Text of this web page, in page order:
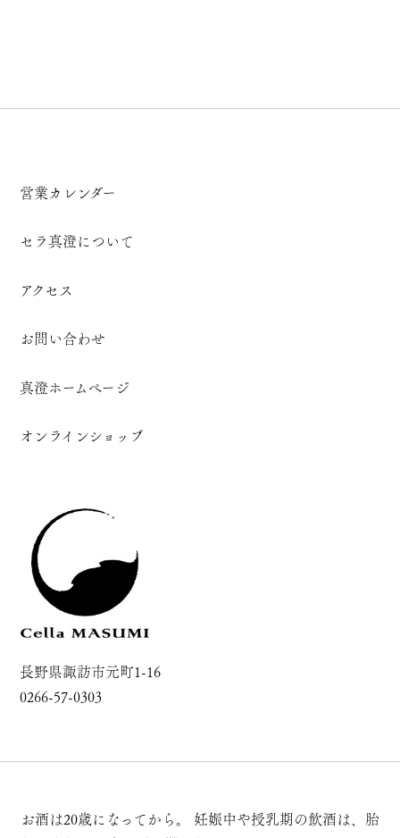
営業カレンダー
セラ真澄について
アクセス
お問い合わせ
真澄ホームページ
オンラインショップ
長野県諏訪市元町1-16
0266-57-0303
お酒は20歳になってから。
妊娠中や授乳期の飲酒は、胎